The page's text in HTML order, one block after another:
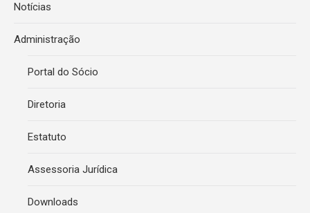
Notícias
Administração
Portal do Sócio
Diretoria
Estatuto
Assessoria Jurídica
Downloads